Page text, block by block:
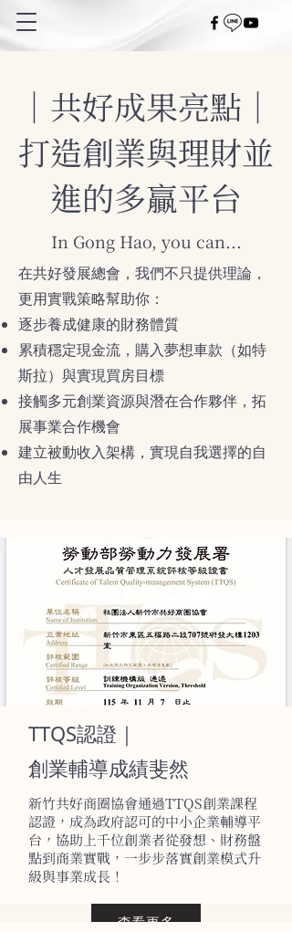
｜共好成果亮點｜
打造創業與理財並
進的多贏平台
In Gong Hao, you can...
在共好發展總會，我們不只提供理論，
更用實戰策略幫助你：
逐步養成健康的財務體質
累積穩定現金流，購入夢想車款（如特
斯拉）與實現買房目標
接觸多元創業資源與潛在合作夥伴，拓
展事業合作機會
建立被動收入架構，實現自我選擇的自
由人生
TTQS認證｜
創業輔導成績斐然
新竹共好商圈協會通過TTQS創業課程
認證，成為政府認可的中小企業輔導平
台，協助上千位創業者從發想、財務盤
點到商業實戰，一步步落實創業模式升
級與事業成長！
查看更多